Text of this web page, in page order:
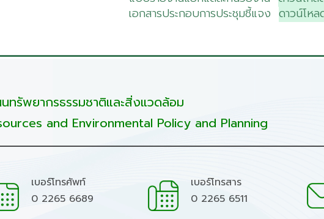
เอกสารประกอบการประชุมชี้แจง ดาวน์โหล
ทรัพยากรธรรมชาติและสิ่งแวดล้อม
and Environmental Policy and Planning
เบอร์โทรศัพท์
0 2265 6689
เบอร์โทรสาร
0 2265 6511